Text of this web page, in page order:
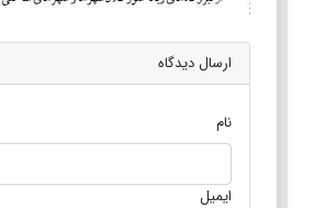
ارسال دیدگاه
نام
ایمیل